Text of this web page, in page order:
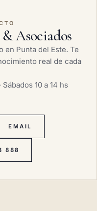
Asociados
en Punta del Este. Te
real de cada
Sábados 10 a 14 hs
EMAIL
888